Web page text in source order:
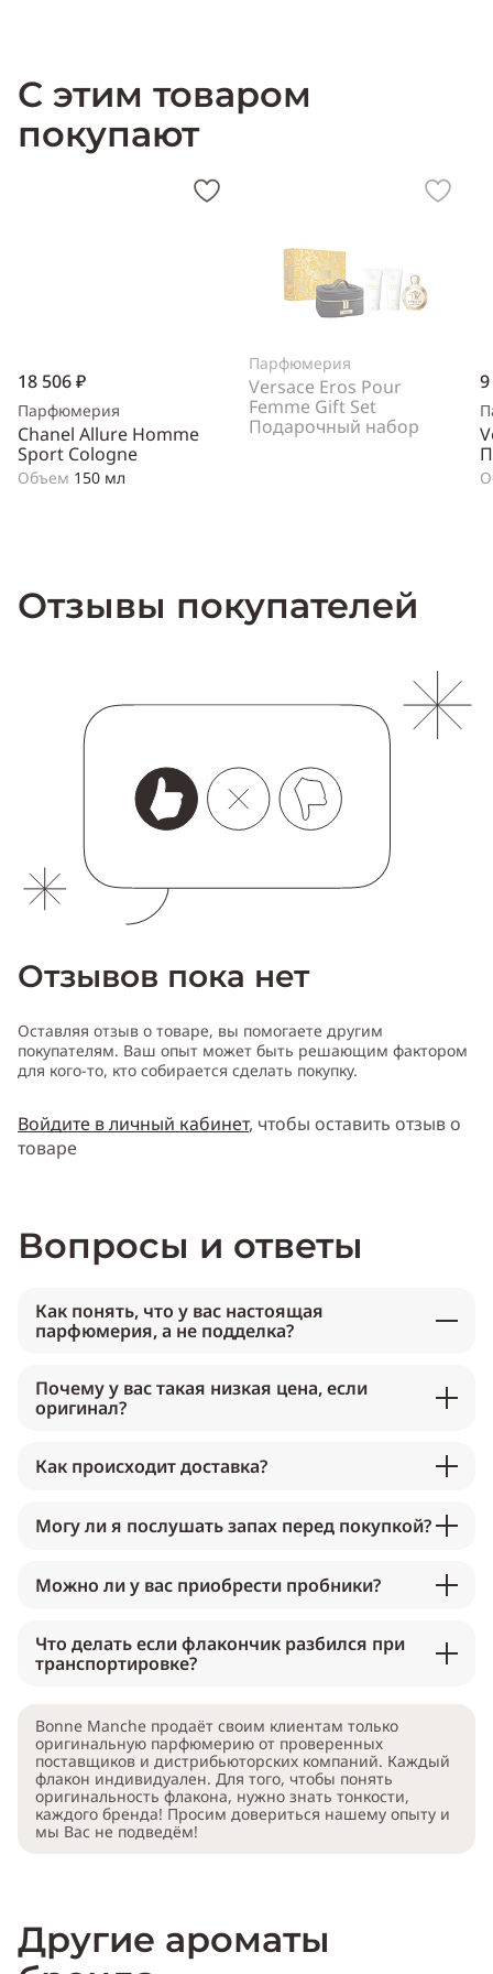
С этим товаром
покупают
18 506 ₽
Парфюмерия
Chanel Allure Homme
Sport Cologne
Объем 150 мл
Парфюмерия
Versace Eros Pour
Femme Gift Set
Подарочный набор
Отзывы покупателей
Отзывов пока нет
Оставляя отзыв о товаре, вы помогаете другим
покупателям. Ваш опыт может быть решающим фактором
для кого-то, кто собирается сделать покупку.
Войдите в личный кабинет, чтобы оставить отзыв о
товаре
Вопросы и ответы
Как понять, что у вас настоящая
парфюмерия, а не подделка?
Почему у вас такая низкая цена, если
оригинал?
Как происходит доставка?
Могу ли я послушать запах перед покупкой?
Можно ли у вас приобрести пробники?
Что делать если флакончик разбился при
транспортировке?
Bonne Manche продаёт своим клиентам только
оригинальную парфюмерию от проверенных
поставщиков и дистрибьюторских компаний. Каждый
флакон индивидуален. Для того, чтобы понять
оригинальность флакона, нужно знать тонкости,
каждого бренда! Просим довериться нашему опыту и
мы Вас не подведём!
Другие ароматы